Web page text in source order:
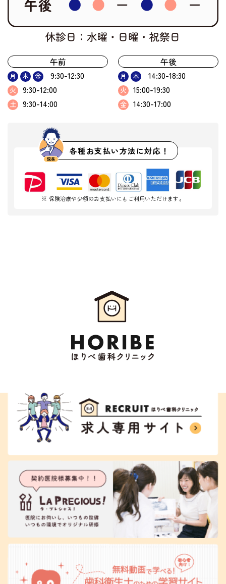
午前
月 木 金 9:30-12:30
火 9:30-12:00
土 9:30-14:00
午後
月 木 14:30-18:30
火 15:00-19:30
金 14:30-17:00
各種お支払い方法に対応！
※ 保険治療や少額のお支払いにもご利用いただけます。